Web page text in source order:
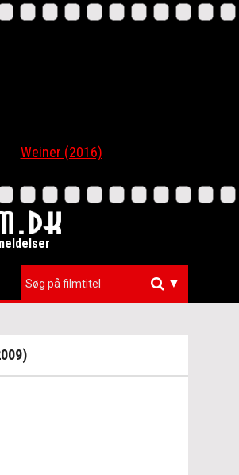
Weiner (2016)
▼